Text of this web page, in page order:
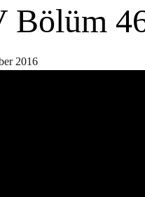
Bölüm
2016